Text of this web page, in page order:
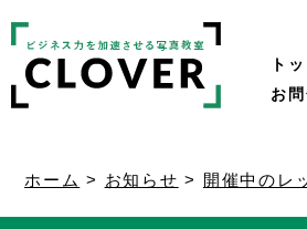
ト
お
ホーム > お知らせ > 開催中のレ